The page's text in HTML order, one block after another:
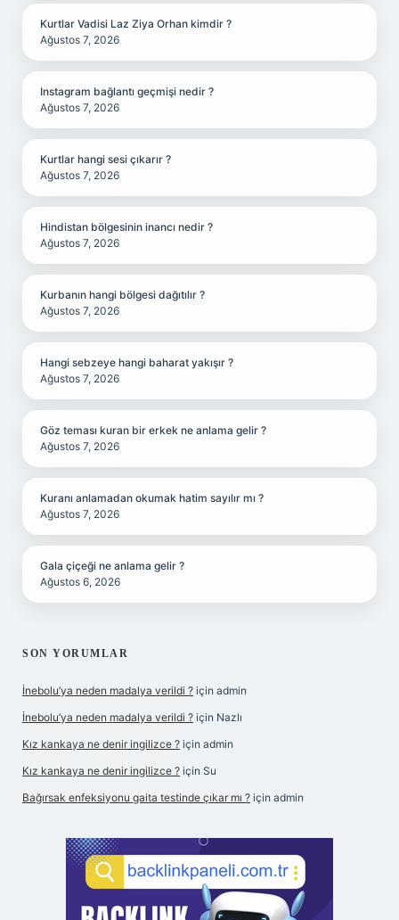
Kurtlar Vadisi Laz Ziya Orhan kimdir ?
Ağustos 7, 2026
Instagram bağlantı geçmişi nedir ?
Ağustos 7, 2026
Kurtlar hangi sesi çıkarır ?
Ağustos 7, 2026
Hindistan bölgesinin inancı nedir ?
Ağustos 7, 2026
Kurbanın hangi bölgesi dağıtılır ?
Ağustos 7, 2026
Hangi sebzeye hangi baharat yakışır ?
Ağustos 7, 2026
Göz teması kuran bir erkek ne anlama gelir ?
Ağustos 7, 2026
Kuranı anlamadan okumak hatim sayılır mı ?
Ağustos 7, 2026
Gala çiçeği ne anlama gelir ?
Ağustos 6, 2026
SON YORUMLAR
İnebolu’ya neden madalya verildi ? için admin
İnebolu’ya neden madalya verildi ? için Nazlı
Kız kankaya ne denir ingilizce ? için admin
Kız kankaya ne denir ingilizce ? için Su
Bağırsak enfeksiyonu gaita testinde çıkar mı ? için admin